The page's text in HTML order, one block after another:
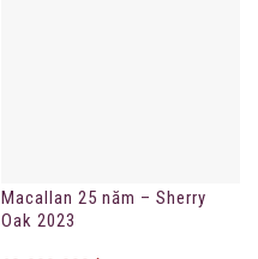
Macallan 25 năm – Sherry
Oak 2023